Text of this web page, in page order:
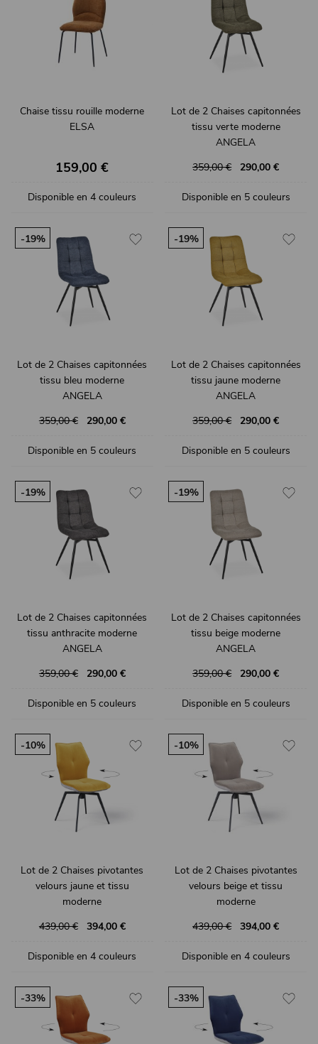
Chaise tissu rouille moderne
ELSA
159,00 €
Disponible en 4 couleurs
Lot de 2 Chaises capitonnées
tissu verte moderne
ANGELA
359,00 €
290,00 €
Disponible en 5 couleurs
-19%
Lot de 2 Chaises capitonnées
tissu bleu moderne
ANGELA
359,00 €
290,00 €
Disponible en 5 couleurs
-19%
Lot de 2 Chaises capitonnées
tissu jaune moderne
ANGELA
359,00 €
290,00 €
Disponible en 5 couleurs
-19%
Lot de 2 Chaises capitonnées
tissu anthracite moderne
ANGELA
359,00 €
290,00 €
Disponible en 5 couleurs
-19%
Lot de 2 Chaises capitonnées
tissu beige moderne
ANGELA
359,00 €
290,00 €
Disponible en 5 couleurs
-10%
Lot de 2 Chaises pivotantes
velours jaune et tissu
moderne
439,00 € 394,00 €
Disponible en 4 couleurs
-10%
Lot de 2 Chaises pivotantes
velours beige et tissu
moderne
439,00 € 394,00 €
Disponible en 4 couleurs
-33% -33%